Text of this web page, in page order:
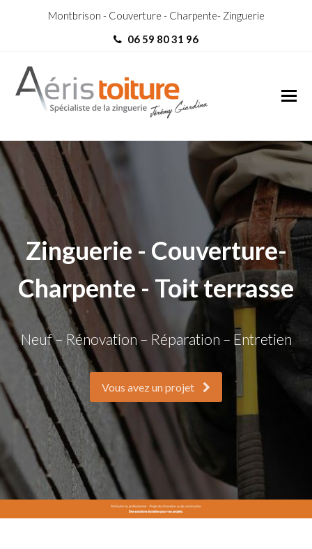
Montbrison - Couverture - Charpente- Zinguerie
06 59 80 31 96
Charpentier Vénissieux
Zinguerie - Couverture-
Charpente - Toit terrasse
Neuf – Rénovation – Réparation – Entretien
Vous avez un projet